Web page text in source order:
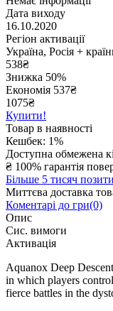
Дата виходу
16.10.2020
Регіон активації
Україна, Росія +
538₴
Знижка 50%
Економія 537₴
1075₴
Купити!
Товар в наявності
Кешбек: 1%
Доступна обмежена
₴ 100% гарантія
Більше 5 тисяч
Миттєва доставка
Коментарі до гри(0)
Опис
Сис. вимоги
Активація
Aquanox Deep
in which players
fierce battles in the